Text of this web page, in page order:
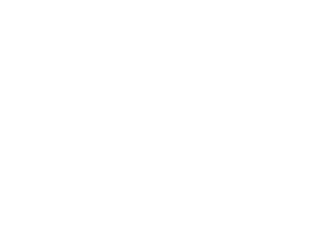
de dernière génération. Vous souhaitez
ELV Mercedes ? N’hésitez pas à
pièces moteur et réalisez ainsi des
reprogrammable. Profitez du savoir-
des conseils sur mesure pour une
rendez-vous ou obtenir des